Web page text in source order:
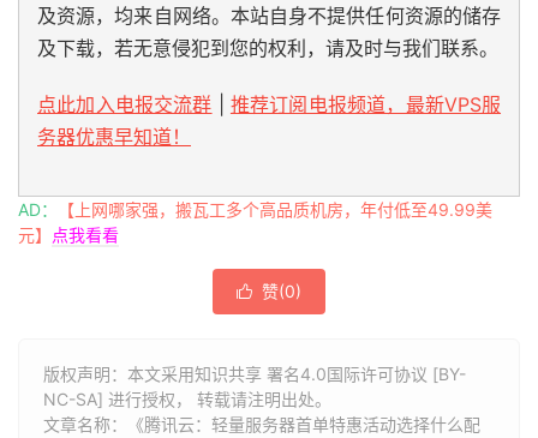
及资源，均来自网络。本站自身不提供任何资源的储存
及下载，若无意侵犯到您的权利，请及时与我们联系。
点此加入电报交流群
推荐订阅电报频道，最新VPS服
务器优惠早知道！
AD：
【上网哪家强，搬瓦工多个高品质机房，年付低至49.99美
元】 点我看看
 赞(0)
版权声明：本文采用知识共享 署名4.0国际许可协议 [BY-
NC-SA] 进行授权， 转载请注明出处。
文章名称：《腾讯云：轻量服务器首单特惠活动选择什么配